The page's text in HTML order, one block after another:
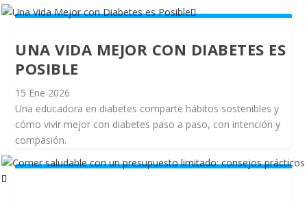
UNA VIDA MEJOR CON DIABETES ES
POSIBLE
15 Ene 2026
Una educadora en diabetes comparte hábitos sostenibles y
cómo vivir mejor con diabetes paso a paso, con intención y
compasión.